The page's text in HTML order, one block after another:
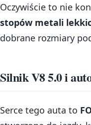
Oczywiście to nie
stopów metali
dobrane rozmiary
Silnik V8 5.0 i
Serce tego auta to